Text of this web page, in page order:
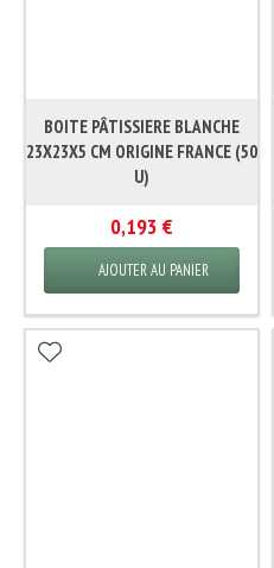
BOITE PÂTISSIERE BLANCHE
23X23X5 CM ORIGINE FRANCE (50
U)
0,193 €
AJOUTER AU PANIER